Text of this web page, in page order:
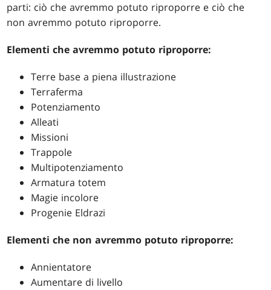
parti: ciò che avremmo potuto riproporre e ciò che
non avremmo potuto riproporre.
Elementi che avremmo potuto riproporre:
Terre base a piena illustrazione
Terraferma
Potenziamento
Alleati
Missioni
Trappole
Multipotenziamento
Armatura totem
Magie incolore
Progenie Eldrazi
Elementi che non avremmo potuto riproporre:
Annientatore
Aumentare di livello